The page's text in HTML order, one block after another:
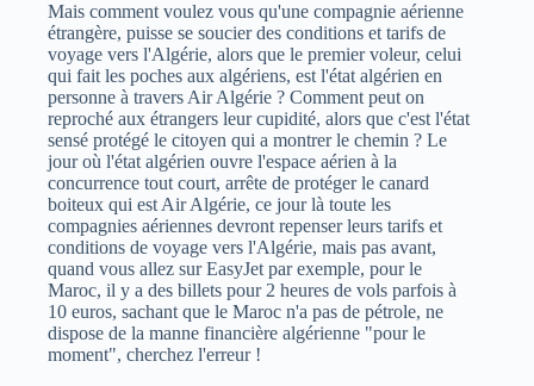
Mais comment voulez vous qu'une compagnie aérienne
étrangère, puisse se soucier des conditions et tarifs de
voyage vers l'Algérie, alors que le premier voleur, celui
qui fait les poches aux algériens, est l'état algérien en
personne à travers Air Algérie ? Comment peut on
reproché aux étrangers leur cupidité, alors que c'est l'état
sensé protégé le citoyen qui a montrer le chemin ? Le
jour où l'état algérien ouvre l'espace aérien à la
concurrence tout court, arrête de protéger le canard
boiteux qui est Air Algérie, ce jour là toute les
compagnies aériennes devront repenser leurs tarifs et
conditions de voyage vers l'Algérie, mais pas avant,
quand vous allez sur EasyJet par exemple, pour le
Maroc, il y a des billets pour 2 heures de vols parfois à
10 euros, sachant que le Maroc n'a pas de pétrole, ne
dispose de la manne financière algérienne "pour le
moment", cherchez l'erreur !